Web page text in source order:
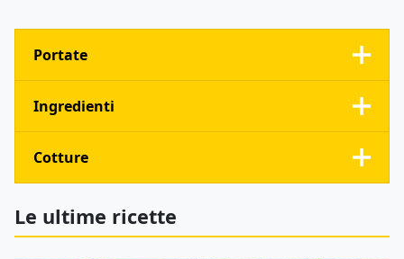
Portate
Ingredienti
Cotture
Le ultime ricette